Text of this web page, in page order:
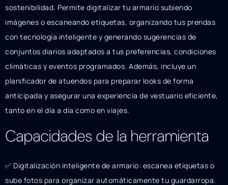
sostenibilidad. Permite digitalizar tu armario subiendo
imágenes o escaneando etiquetas, organizando tus prendas
con tecnología inteligente y generando sugerencias de
conjuntos diarios adaptados a tus preferencias, condiciones
climáticas y eventos programados. Además, incluye un
planificador de atuendos para preparar looks de forma
anticipada y asegurar una experiencia de vestuario eficiente,
tanto en el día a día como en viajes.
Capacidades de la herramienta
✅ Digitalización inteligente de armario: escanea etiquetas o
sube fotos para organizar automáticamente tu guardarropa.